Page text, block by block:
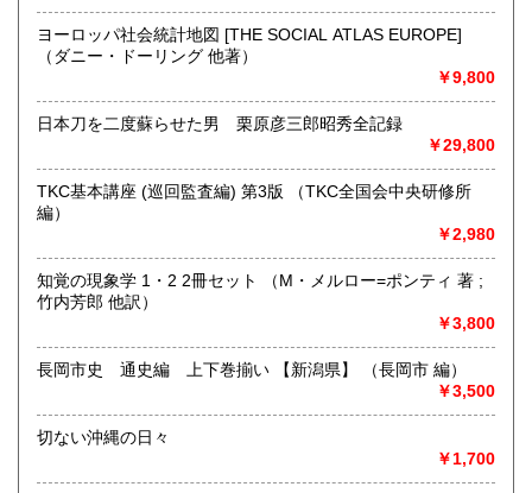
沿線名：信越線
最寄駅：東三条駅
定休日：-
宅配、出張、持ち込みでの買取を行っておりますので、お気
軽にお問合せください。
取り扱い分野
総記、哲学宗教、歴史、社会科学、自然科学、古書一般（そ
の他）
ヨーロッパ社会統計地図 [THE SOCIAL ATLAS EUROPE]
（ダニー・ドーリング 他著）
￥9,800
日本刀を二度蘇らせた男 栗原彦三郎昭秀全記録
￥29,800
TKC基本講座 (巡回監査編) 第3版 （TKC全国会中央研修所
編）
￥2,980
知覚の現象学 1・2 2冊セット （M・メルロー=ポンティ 著 ;
竹内芳郎 他訳）
￥3,800
長岡市史 通史編 上下巻揃い 【新潟県】 （長岡市 編）
￥3,500
切ない沖縄の日々
￥1,700